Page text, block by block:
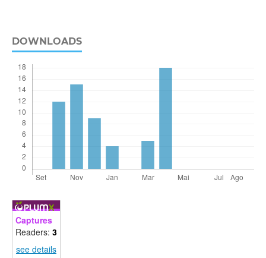
DOWNLOADS
Captures
Readers: 3
see details